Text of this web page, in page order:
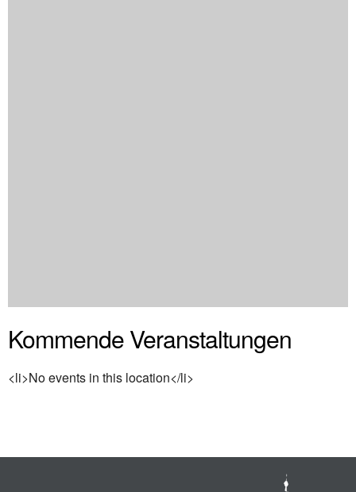
Kommende Veranstaltungen
<li>No events in this location</li>